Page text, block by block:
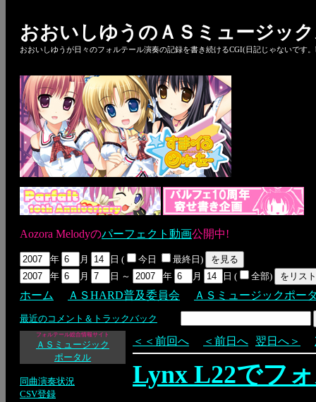
おおいしゆうのＡＳミュージッ
おおいしゆうが日々のフォルテール演奏の記録を書き続けるCGI(日記じゃないです
Aozora Melodyのパーフェクト動画公開中!
年 月 日 ( 今日
最終日)
年
月 日 ～ 年 月 日 ( 全部)
ホーム ＡＳHARD普及委員会 ＡＳミュージックポー
最近のコメント＆トラックバック
フォルテール総合情報サイト
ＡＳミュージック
ポータル
同曲演奏状況
CSV登録
＜＜前回へ ＜前日へ 翌日へ＞
Lynx L22でフ